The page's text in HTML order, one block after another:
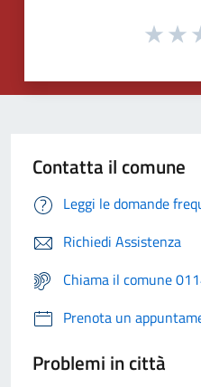
Contatta il comune
Leggi le domande
Richiedi Assistenza
Chiama il comune
Prenota un
Problemi in città